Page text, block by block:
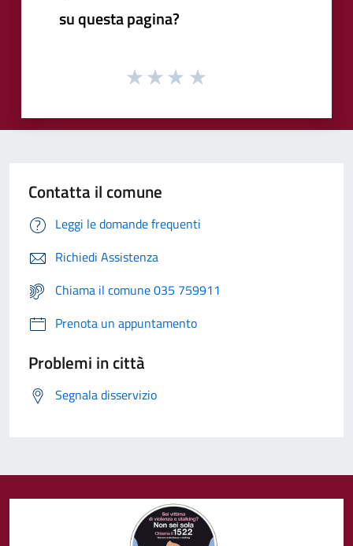
su questa pagina?
Contatta il comune
Leggi le domande frequenti
Richiedi Assistenza
Chiama il comune 035 759911
Prenota un appuntamento
Problemi in città
Segnala disservizio